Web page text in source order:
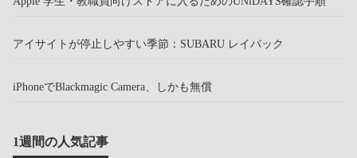
アイサイトが停止しやすい季節：SUBARU レイバック
iPhoneでBlackmagic Camera、しかも無償
1週間の人気記事